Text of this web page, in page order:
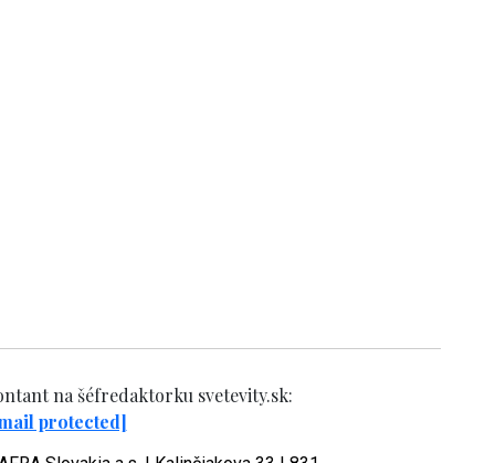
na šéfredaktorku svetevity.sk:
protected]